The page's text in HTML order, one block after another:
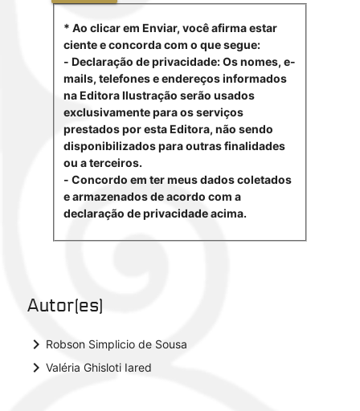
* Ao clicar em Enviar, você afirma estar
ciente e concorda com o que segue:
- Declaração de privacidade: Os nomes, e-
mails, telefones e endereços informados
na Editora Ilustração serão usados
exclusivamente para os serviços
prestados por esta Editora, não sendo
disponibilizados para outras finalidades
ou a terceiros.
- Concordo em ter meus dados coletados
e armazenados de acordo com a
declaração de privacidade acima.
Autor(es)
keyboard_arrow_right Robson Simplicio de Sousa
keyboard_arrow_right Valéria Ghisloti Iared